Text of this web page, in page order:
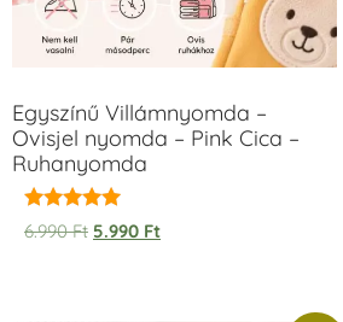
Egyszínű Villámnyomda –
Ovisjel nyomda – Pink Cica –
Ruhanyomda
Értékelés:
5.00
6.990Ft 5.990 Ft